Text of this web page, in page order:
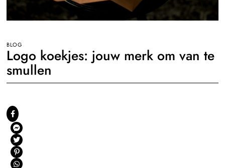
BLOG
Logo koekjes: jouw merk om van te
smullen